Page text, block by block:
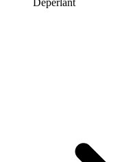
Déperlant